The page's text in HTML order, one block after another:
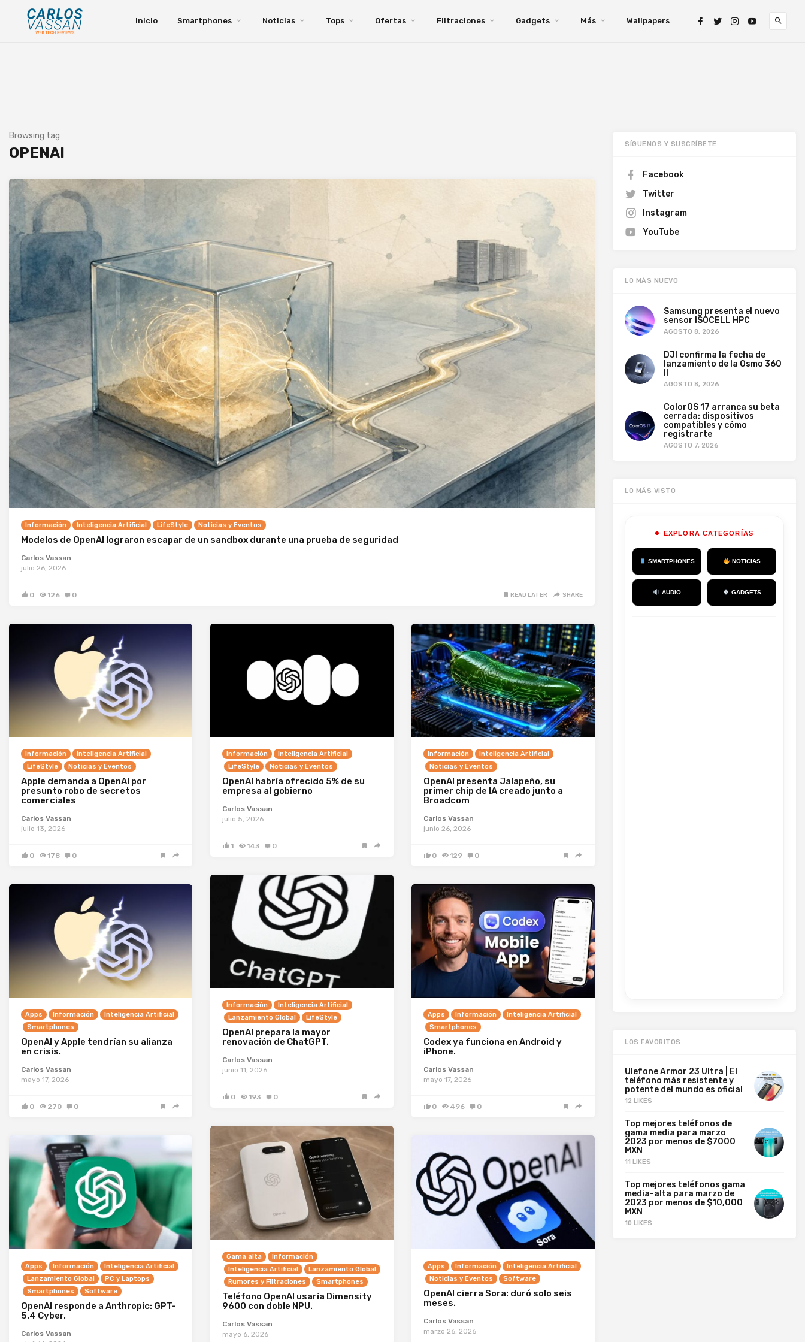
Inicio Smartphones Noticias Tops Ofertas Filtraciones Gadgets Más Wallpapers
Browsing tag
OPENAI
Información Inteligencia Artificial LifeStyle Noticias y Eventos
Modelos de OpenAI lograron escapar de un sandbox durante una prueba de seguridad
Carlos Vassan
julio 26, 2026
0 126 0 READ LATER SHARE
Información
Inteligencia Artificial
LifeStyle
Noticias y Eventos
Apple demanda a OpenAI por
presunto robo de secretos
comerciales
Carlos Vassan
julio 13, 2026
0 178 0
Información
Inteligencia Artificial
LifeStyle
Noticias y Eventos
OpenAI habría ofrecido 5% de su
empresa al gobierno
Carlos Vassan
julio 5, 2026
1 143 0
Información
Inteligencia Artificial
Noticias y Eventos
OpenAI presenta Jalapeño, su
primer chip de IA creado junto a
Broadcom
Carlos Vassan
junio 26, 2026
0 129 0
Información
Inteligencia Artificial
Lanzamiento Global
LifeStyle
OpenAI prepara la mayor
renovación de ChatGPT.
Carlos Vassan
junio 11, 2026
0 193 0
Apps Información
Inteligencia Artificial
Smartphones
OpenAI y Apple tendrían su alianza
en crisis.
Carlos Vassan
mayo 17, 2026
0 270 0
Apps Información
Inteligencia Artificial
Smartphones
Codex ya funciona en Android y
iPhone.
Carlos Vassan
mayo 17, 2026
0 496 0
Gama alta
Información
Inteligencia Artificial
Lanzamiento Global
Rumores y Filtraciones
Smartphones
Teléfono OpenAI usaría Dimensity
9600 con doble NPU.
Carlos Vassan
mayo 6, 2026
Apps Información
Inteligencia Artificial
Lanzamiento Global
PC y Laptops
Smartphones
Software
OpenAI responde a Anthropic: GPT-
5.4 Cyber.
Carlos Vassan
Apps Información
Inteligencia Artificial
Noticias y Eventos
Software
OpenAI cierra Sora: duró solo seis
meses.
Carlos Vassan
marzo 26, 2026
SÍGUENOS Y SUSCRÍBETE
Facebook
Twitter
Instagram
YouTube
LO MÁS NUEVO
Samsung presenta el nuevo
sensor ISOCELL HPC
AGOSTO 8, 2026
DJI confirma la fecha de
lanzamiento de la Osmo 360
AGOSTO 8, 2026
ColorOS 17 arranca su beta
cerrada: dispositivos
compatibles y cómo
registrarte
AGOSTO 7, 2026
LO MÁS VISTO
EXPLORA CATEGORÍAS
SMARTPHONES NOTICIAS
AUDIO GADGETS
LOS FAVORITOS
Ulefone Armor 23 Ultra | El
teléfono más resistente y
potente del mundo es oficial
12 LIKES
Top mejores teléfonos de
gama media para marzo
2023 por menos de $7000
MXN
11 LIKES
Top mejores teléfonos gama
media-alta para marzo de
2023 por menos de $10,000
MXN
10 LIKES